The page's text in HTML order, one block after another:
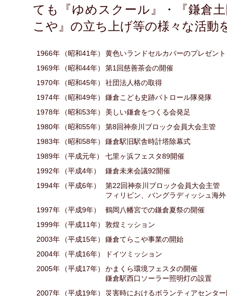
ても『ゆめスクール』・『鎌倉
こや』の立ち上げ等の様々な活動
1966年 （昭和41年）
黄色いランドセルカバーのプレゼント
1969年
（昭和44年）
第1回慈善茶会の開催
1970年
（昭和45年）
社団法人格の取得
1974年
（昭和49年）
鎌倉こども史跡パトロール隊発隊
1978年
（昭和53年）
美しい鎌倉をつくる会発足
1980年
（昭和55年）
第8回神奈川ブロック会員大会主管
1983年
（昭和58年）
鎌倉駅旧駅舎時計塔除幕式
1989年
（平成元年）
七里ヶ浜フェスタ89開催
1992年
（平成4年）
鎌倉未来会議92開催
1994年
（平成6年）
第22回神奈川ブロック会員大会主管
フィリピン、バングラディッシュ海
1997年
（平成9年）
鶴岡八幡宮での鎌倉夏祭の開催
1999年
（平成11年）
敦煌ミッション
2003年
（平成15年）
鎌倉てらこや事業の開始
2004年
（平成16年）
ドイツミッション
2005年
（平成17年）
かまくら環境フェスタの開催
鎌倉駅西口ソーラー照明灯の設置
2007年
（平成19年） 災害時におけるボランティアセンタ